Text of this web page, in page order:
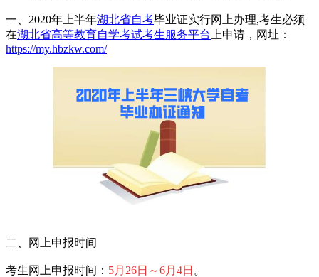
一、2020年上半年湖北省自考毕业证实行网上办理,考生必须
在湖北省高等教育自学考试考生服务平台 上申请，网址：
https://my.hbzkw.com/
二、网上申报时间
考生网上申报时间： 5月26日～6月4日 。